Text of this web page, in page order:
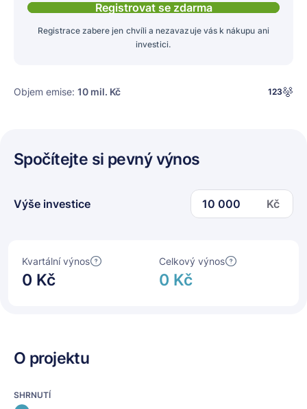
Registrovat se zdarma
Registrace zabere jen chvíli a nezavazuje vás k nákupu ani
investici.
Objem emise: 10 mil. Kč 123
Spočítejte si pevný výnos
Výše investice
Výše investice Kč
Kvartální výnos
0 Kč
Celkový výnos
0 Kč
O projektu
SHRNUTÍ